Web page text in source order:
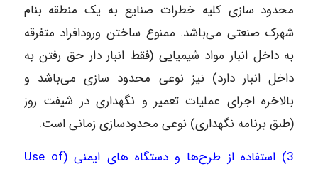
محدود سازی کلیه خطرات صنایع به یک منطقه بنام
شهرک صنعتی می‌باشد. ممنوع ساختن ورودافراد متفرقه
به داخل انبار مواد شیمیایی (فقط انبار دار حق رفتن به
داخل انبار دارد) نیز نوعی محدود سازی می‌باشد و
بالاخره اجرای عملیات تعمیر و نگهداری در شیفت روز
(طبق برنامه نگهداری) نوعی محدودسازی زمانی است.
3) استفاده از طرح‌ها و دستگاه های ایمنی (Use of